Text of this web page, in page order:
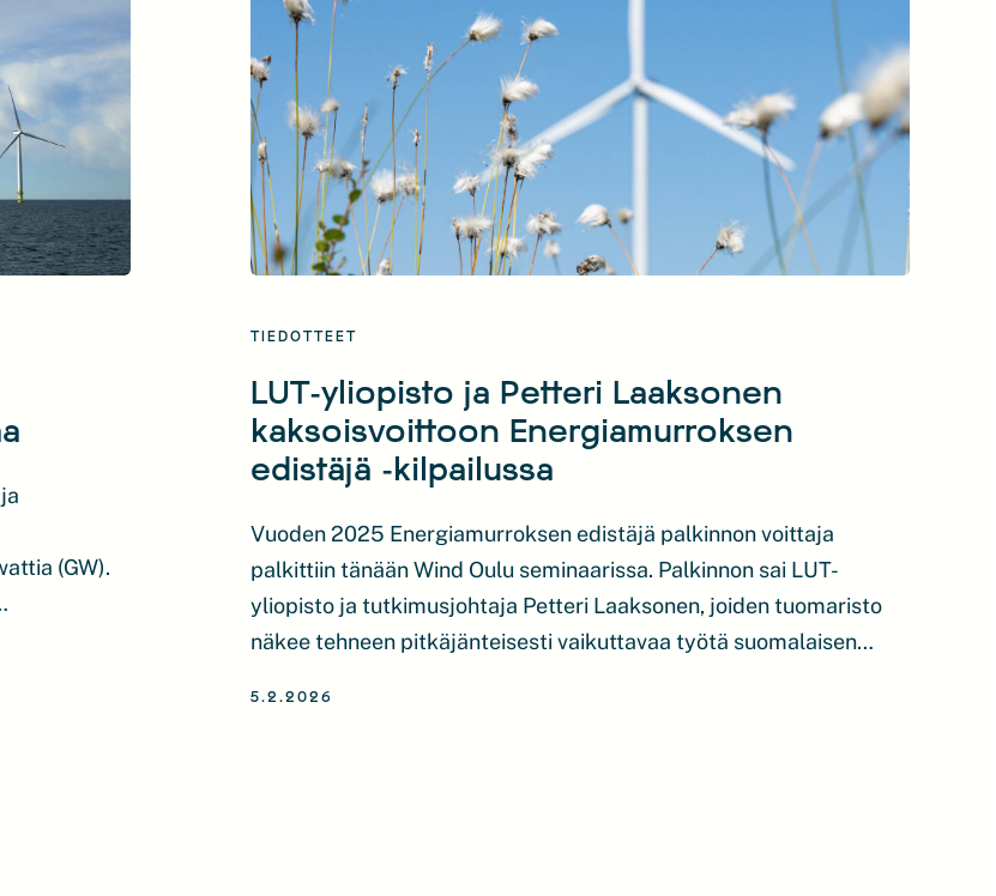
(GW).
TIEDOTTEET
LUT-yliopisto ja Petteri Laaksonen
kaksoisvoittoon Energiamurroksen
edistäjä -kilpailussa
Vuoden 2025 Energiamurroksen edistäjä palkinnon voittaja
palkittiin tänään Wind Oulu seminaarissa. Palkinnon sai LUT-
yliopisto ja tutkimusjohtaja Petteri Laaksonen, joiden tuomaristo
näkee tehneen pitkäjänteisesti vaikuttavaa työtä suomalaisen
5.2.2026